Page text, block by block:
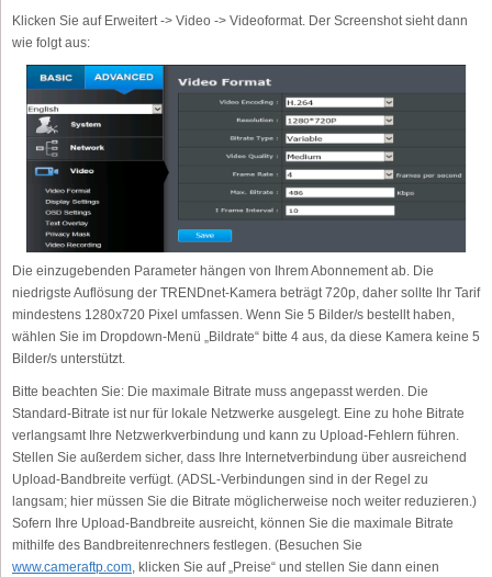
Klicken Sie auf Erweitert -> Video -> Videoformat. Der Screenshot sieht dann
wie folgt aus:
Die einzugebenden Parameter hängen von Ihrem Abonnement ab. Die
niedrigste Auflösung der TRENDnet-Kamera beträgt 720p, daher sollte Ihr Tarif
mindestens 1280x720 Pixel umfassen. Wenn Sie 5 Bilder/s bestellt haben,
wählen Sie im Dropdown-Menü „Bildrate“ bitte 4 aus, da diese Kamera keine 5
Bilder/s unterstützt.
Bitte beachten Sie: Die maximale Bitrate muss angepasst werden. Die
Standard-Bitrate ist nur für lokale Netzwerke ausgelegt. Eine zu hohe Bitrate
verlangsamt Ihre Netzwerkverbindung und kann zu Upload-Fehlern führen.
Stellen Sie außerdem sicher, dass Ihre Internetverbindung über ausreichend
Upload-Bandbreite verfügt. (ADSL-Verbindungen sind in der Regel zu
langsam; hier müssen Sie die Bitrate möglicherweise noch weiter reduzieren.)
Sofern Ihre Upload-Bandbreite ausreicht, können Sie die maximale Bitrate
mithilfe des Bandbreitenrechners festlegen. (Besuchen Sie
www.cameraftp.com, klicken Sie auf „Preise“ und stellen Sie dann einen